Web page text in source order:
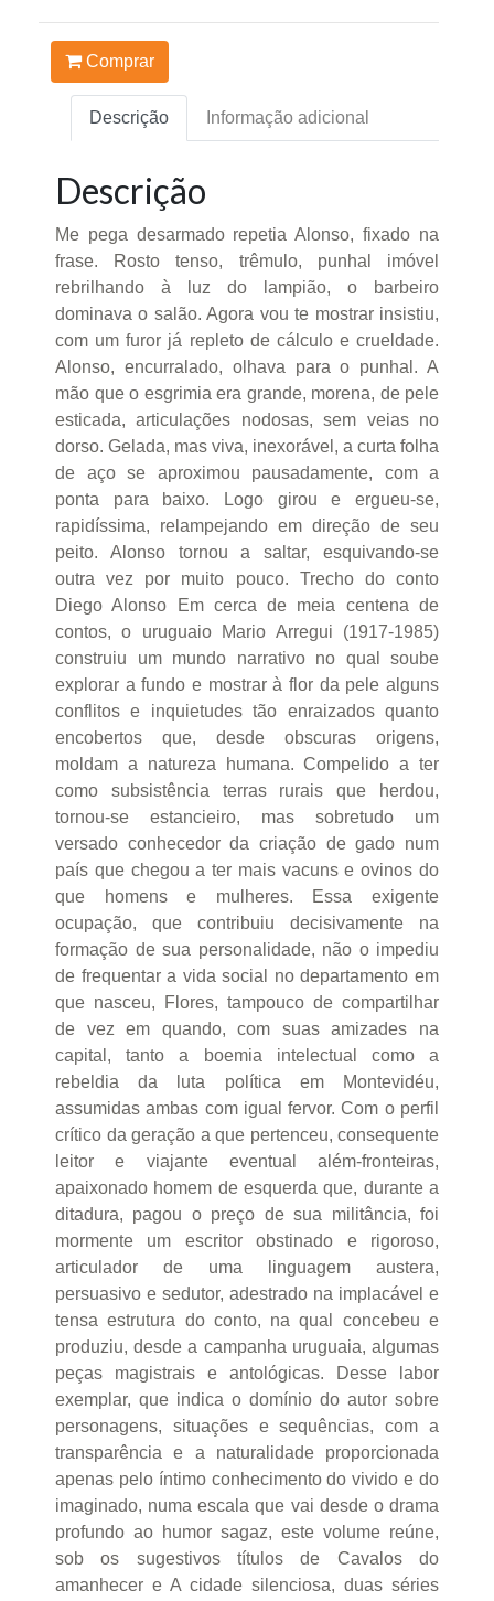
Comprar
Descrição Informação adicional
Descrição
Me pega desarmado repetia Alonso, fixado na
frase. Rosto tenso, trêmulo, punhal imóvel
rebrilhando à luz do lampião, o barbeiro
dominava o salão. Agora vou te mostrar insistiu,
com um furor já repleto de cálculo e crueldade.
Alonso, encurralado, olhava para o punhal. A
mão que o esgrimia era grande, morena, de pele
esticada, articulações nodosas, sem veias no
dorso. Gelada, mas viva, inexorável, a curta folha
de aço se aproximou pausadamente, com a
ponta para baixo. Logo girou e ergueu-se,
rapidíssima, relampejando em direção de seu
peito. Alonso tornou a saltar, esquivando-se
outra vez por muito pouco. Trecho do conto
Diego Alonso Em cerca de meia centena de
contos, o uruguaio Mario Arregui (1917-1985)
construiu um mundo narrativo no qual soube
explorar a fundo e mostrar à flor da pele alguns
conflitos e inquietudes tão enraizados quanto
encobertos que, desde obscuras origens,
moldam a natureza humana. Compelido a ter
como subsistência terras rurais que herdou,
tornou-se estancieiro, mas sobretudo um
versado conhecedor da criação de gado num
país que chegou a ter mais vacuns e ovinos do
que homens e mulheres. Essa exigente
ocupação, que contribuiu decisivamente na
formação de sua personalidade, não o impediu
de frequentar a vida social no departamento em
que nasceu, Flores, tampouco de compartilhar
de vez em quando, com suas amizades na
capital, tanto a boemia intelectual como a
rebeldia da luta política em Montevidéu,
assumidas ambas com igual fervor. Com o perfil
crítico da geração a que pertenceu, consequente
leitor e viajante eventual além-fronteiras,
apaixonado homem de esquerda que, durante a
ditadura, pagou o preço de sua militância, foi
mormente um escritor obstinado e rigoroso,
articulador de uma linguagem austera,
persuasivo e sedutor, adestrado na implacável e
tensa estrutura do conto, na qual concebeu e
produziu, desde a campanha uruguaia, algumas
peças magistrais e antológicas. Desse labor
exemplar, que indica o domínio do autor sobre
personagens, situações e sequências, com a
transparência e a naturalidade proporcionada
apenas pelo íntimo conhecimento do vivido e do
imaginado, numa escala que vai desde o drama
profundo ao humor sagaz, este volume reúne,
sob os sugestivos títulos de Cavalos do
amanhecer e A cidade silenciosa, duas séries